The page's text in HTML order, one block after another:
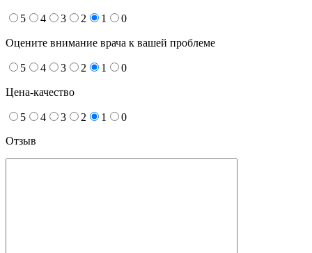
5 4 3 2 1 0
Оцените внимание врача к вашей проблеме
5 4 3 2 1 0
Цена-качество
5 4 3 2 1
0
Отзыв